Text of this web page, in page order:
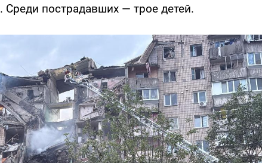
. Среди пострадавших — трое детей.